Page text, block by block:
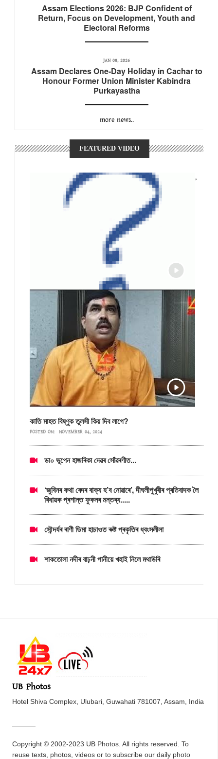
Assam Elections 2026: BJP Confident of
Return, Focus on Development, Youth and
Electoral Reforms
JAN 08, 2026
Assam Declares One-Day Holiday in Cachar to
Honour Former Union Minister Kabindra
Purkayastha
more news..
FEATURED VIDEO
,
কাতি মাহত বিষ্ণুক তুলসী কিয় দিব লাগে?
POSTED ON: NOVEMBER 04, 2024
ডা০ ভূপেন হাজৰিকা দেৱৰ সোঁৱৰণীত...
‘জুবিনৰ কথা বেদৰ বাক্য হ’ব নোৱাৰে’, দীঘলীপুখুৰীৰ প্ৰতিবাদক লৈ
বিধায়ক প্ৰশান্ত ফুকনৰ মন্তব্য.....
সৌন্দৰ্যৰ ৰাণী ডিমা হাচাওত ৰুষ্ট প্ৰকৃতিৰ ধ্বংসলীলা
শাকতোলা নদীৰ বাঢ়নী পানীয়ে খহাই নিলে মথাউৰি
UB Photos
Hotel Shiva Complex, Ulubari, Guwahati 781007, Assam, India
Copyright © 2002-2023 UB Photos. All rights reserved. To
reuse texts, photos, videos or to subscribe our daily photo